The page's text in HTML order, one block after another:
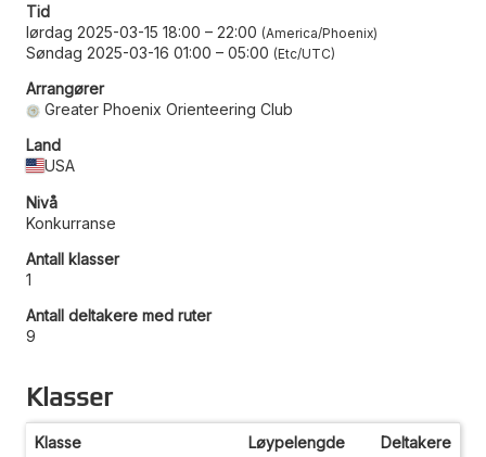
Tid
lørdag 2025-03-15 18:00 – 22:00 America/Phoenix
Søndag 2025-03-16 01:00 – 05:00 Etc/UTC
Arrangører
Greater Phoenix Orienteering Club
Land
USA
Nivå
Konkurranse
Antall klasser
1
Antall deltakere med ruter
9
Klasser
Klasse Løypelengde Deltakere